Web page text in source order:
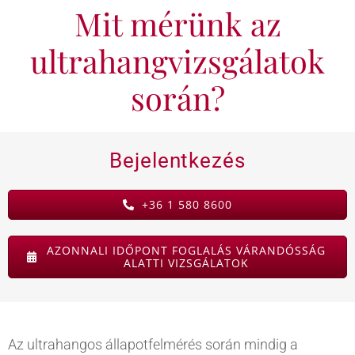
KAPCSOLATMit mérünk az
ultrahangvizsgálatok
során?
Bejelentkezés
+36 1 580 8600
AZONNALI IDŐPONT FOGLALÁS VÁRANDÓSSÁG
ALATTI VIZSGÁLATOK
Az ultrahangos állapotfelmérés során mindig a